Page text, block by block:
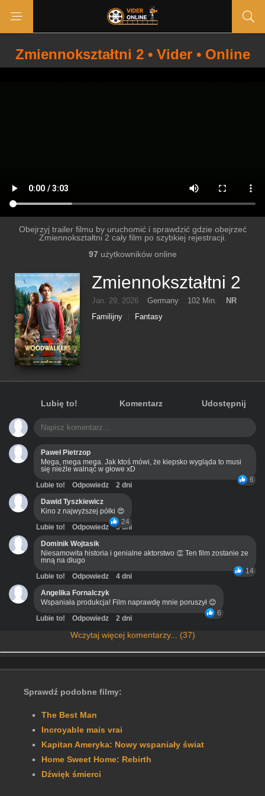
Zmiennokształtni 2 • Vider • Online
Obejrzyj trailer filmu by uruchomić i sprawdzić gdzie obejrzeć
Zmiennokształtni 2 cały film po szybkiej rejestracji.
97 użytkowników online
Zmiennokształtni 2
Jan. 29, 2026 Germany 102 Min.
NR
Familijny
Fantasy
Lubię to! Komentarz Udostępnij
Paweł Pietrzop
Mega, mega mega. Jak ktoś mówi, że kiepsko wygląda to musi
się nieźle walnąć w głowe xD
6
Lubie to! Odpowiedz
2 dni
Dawid Tyszkiewicz
Kino z najwyższej półki 😍
24
Lubie to! Odpowiedz
3 dni
Dominik Wojtasik
Niesamowita historia i genialne aktorstwo 👏 Ten film zostanie ze
mną na długo
14
Lubie to! Odpowiedz
4 dni
Angelika Fornalczyk
Wspaniała produkcja! Film naprawdę mnie poruszył 😊
6
Lubie to! Odpowiedz 2 dni
Wczytaj więcej komentarzy... (37)
Sprawdź podobne filmy:
The Best Man
Incroyable mais vrai
Kapitan Ameryka: Nowy wspaniały świat
Home Sweet Home: Rebirth
Dźwięk śmierci